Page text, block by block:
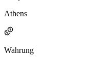
Athens
Wahrung